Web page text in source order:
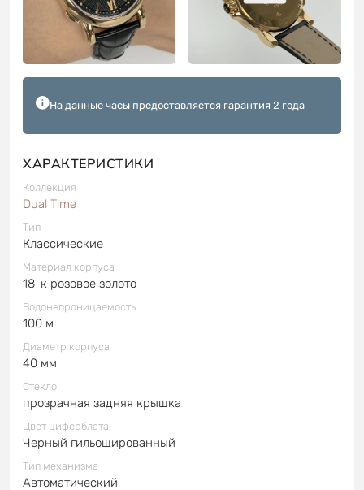
На данные часы предоставляется гарантия 2 года
ХАРАКТЕРИСТИКИ
Коллекция
Dual Time
Тип
Классические
Материал корпуса
18-к розовое золото
Водонепроницаемость
100 м
Диаметр корпуса
40 мм
Стекло
прозрачная задняя крышка
Цвет циферблата
Черный гильошированный
Тип механизма
Автоматический